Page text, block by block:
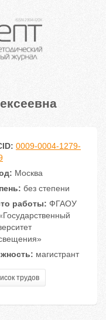
0009-0004-1279-
Москва
без степени
работы: ФГАОУ
магистрант
трудов